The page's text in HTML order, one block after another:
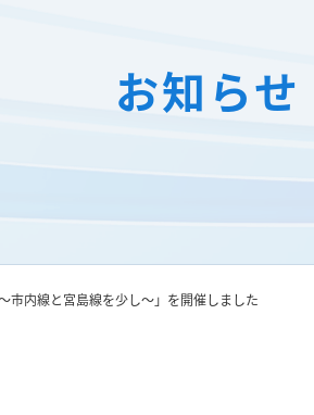
お知らせ
市内線と宮島線を少し～」を開催しました